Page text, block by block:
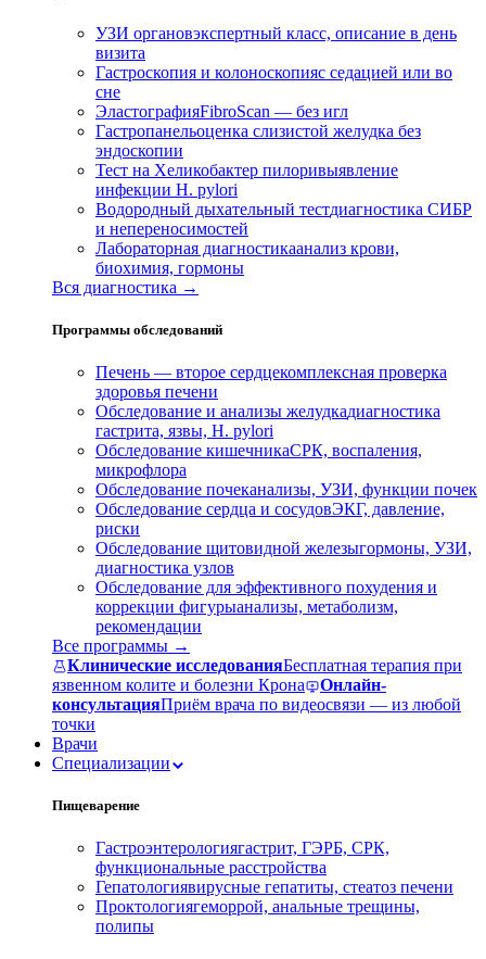
УЗИ органовэкспертный класс, описание в день
визита
Гастроскопия и колоноскопияс седацией или во
сне
ЭластографияFibroScan — без игл
Гастропанельоценка слизистой желудка без
эндоскопии
Тест на Хеликобактер пилоривыявление
инфекции H. pylori
Водородный дыхательный тестдиагностика СИБР
и непереносимостей
Лабораторная диагностикаанализ крови,
биохимия, гормоны
Вся диагностика →
Программы обследований
Печень — второе сердцекомплексная проверка
здоровья печени
Обследование и анализы желудкадиагностика
гастрита, язвы, H. pylori
Обследование кишечникаСРК, воспаления,
микрофлора
Обследование почеканализы, УЗИ, функции почек
Обследование сердца и сосудовЭКГ, давление,
риски
Обследование щитовидной железыгормоны, УЗИ,
диагностика узлов
Обследование для эффективного похудения и
коррекции фигурыанализы, метаболизм,
рекомендации
Все программы →
Клинические исследованияБесплатная терапия при
язвенном колите и болезни Крона
Онлайн-
консультацияПриём врача по видеосвязи — из любой
точки
Врачи
Специализации
Пищеварение
Гастроэнтерологиягастрит, ГЭРБ, СРК,
функциональные расстройства
Гепатологиявирусные гепатиты, стеатоз печени
Проктологиягеморрой, анальные трещины,
полипы